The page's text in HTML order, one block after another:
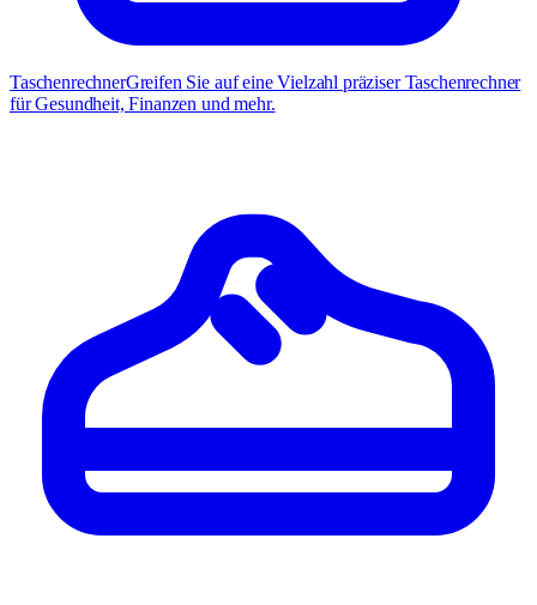
TaschenrechnerGreifen Sie auf eine Vielzahl präziser Taschenrechner
für Gesundheit, Finanzen und mehr.